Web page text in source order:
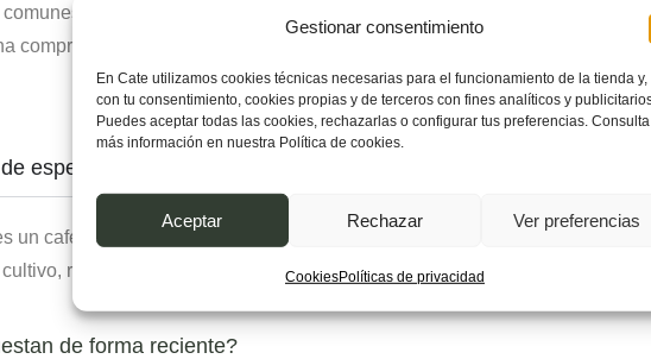
Gestionar consentimiento
En Cate utilizamos cookies técnicas necesarias para el funcionamiento de la tienda y,
con tu consentimiento, cookies propias y de terceros con fines analíticos y
Puedes aceptar todas las cookies, rechazarlas o configurar tus preferencias. Consulta
más información en nuestra Política de cookies.
Aceptar Rechazar Ver preferencias
CookiesPolíticas de privacidad
entre nuestros usuarios para que
compra más segura y eficiente.
especialidad?
un café seleccionado por su calidad, trazabilidad y perfil sensorial. A
recolección, tueste y preparación.
de forma reciente?